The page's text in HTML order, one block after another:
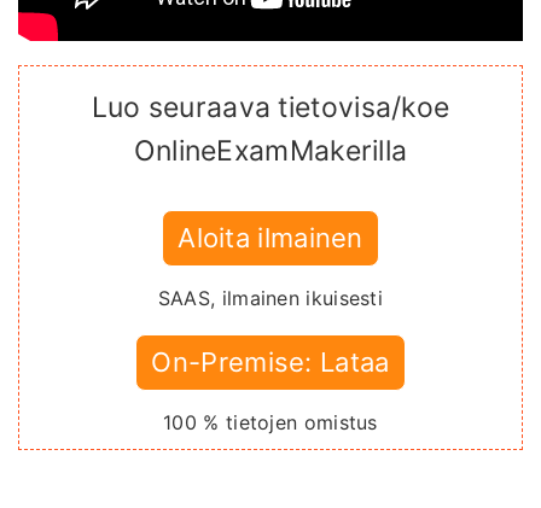
Luo seuraava tietovisa/koe
OnlineExamMakerilla
Aloita ilmainen
SAAS, ilmainen ikuisesti
On-Premise: Lataa
100 % tietojen omistus